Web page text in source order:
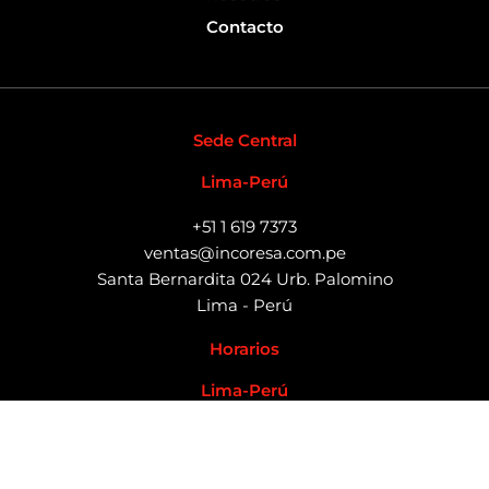
Contacto
Sede Central
Lima-Perú
+51 1 619 7373
ventas@incoresa.com.pe
Santa Bernardita 024 Urb. Palomino
Lima - Perú
Horarios
Lima-Perú